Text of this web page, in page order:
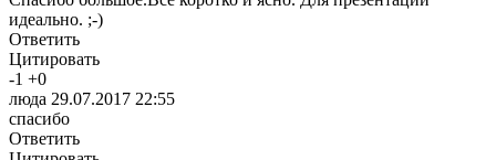
идеально. ;-)
Ответить
Цитировать
-1 +0
люда 29.07.2017 22:55
спасибо
Ответить